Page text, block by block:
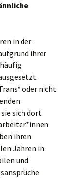
in der
ihrer
oder nicht
sich dort
ihren
Jahren in
und